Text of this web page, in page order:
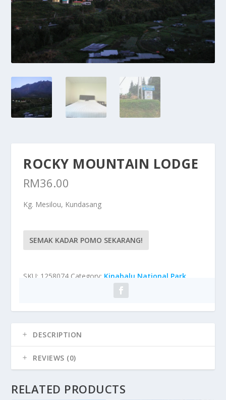
ROCKY MOUNTAIN LODGE
RM36.00
Kg. Mesilou, Kundasang
SEMAK KADAR POMO SEKARANG!
SKU: 1258074 Category: Kinabalu National Park
DESCRIPTION
REVIEWS (0)
RELATED PRODUCTS